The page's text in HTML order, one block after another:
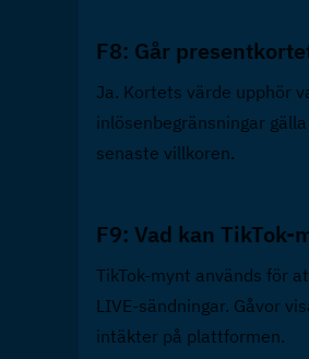
F8: Går
Ja. Kortets värde upphör
inlösenbegränsningar
senaste villkoren.
F9: Vad kan
TikTok-mynt används för
LIVE-sändningar. Gåvor
intäkter på plattformen.